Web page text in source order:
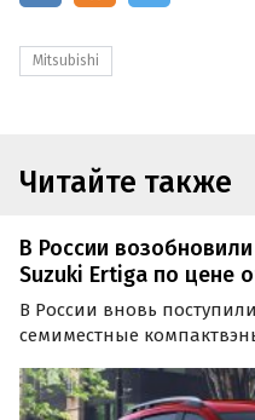
Mitsubishi
Читайте также
В России
Suzuki Ertiga по цене
В России вновь
семиместные
100 000 рублей, сообщают
деньги новую «Эртигу»